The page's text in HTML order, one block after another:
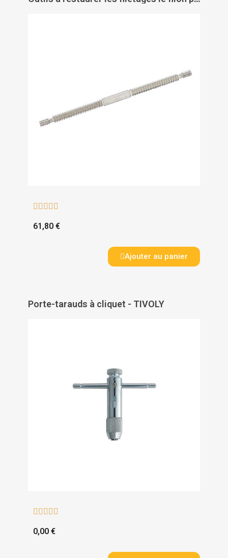
    
61,80 €
Ajouter au panier
Porte-tarauds à cliquet - TIVOLY
    
0,00 €